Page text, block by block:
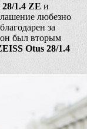
1.4 ZE и
любезно
за
был вторым
Otus 28/1.4